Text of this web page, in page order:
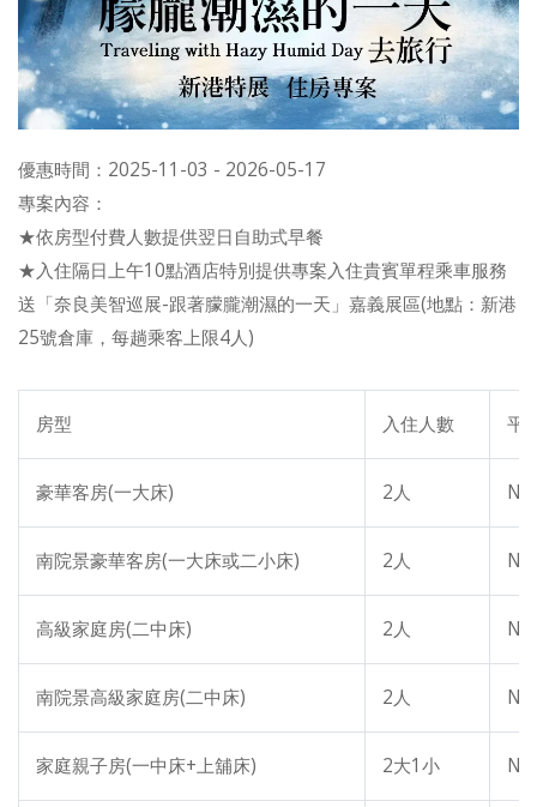
優惠時間：2025-11-03 - 2026-05-17
專案內容：
★依房型付費人數提供翌日自助式早餐
★入住隔日上午10點酒店特別提供專案入住貴賓單程乘車服務
送「奈良美智巡展-跟著朦朧潮濕的一天」嘉義展區(地點：新港
25號倉庫，每趟乘客上限4人)
房型 入住人數­­­­­­ 平
豪華客房(一大床) 2人
南院景豪華客房(一大床或二小床) 2人
高級家庭房(二中床) 2人
南院景高級家庭房(二中床) 2人
家庭親子房(一中床+上舖床) 2大1小